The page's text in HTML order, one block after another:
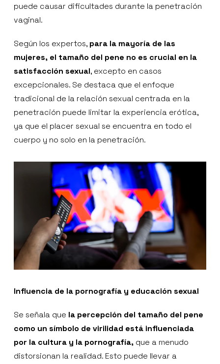
puede causar dificultades durante la penetración
vaginal.
Según los expertos, para la mayoría de las
mujeres, el tamaño del pene no es crucial en la
satisfacción sexual, excepto en casos
excepcionales. Se destaca que el enfoque
tradicional de la relación sexual centrada en la
penetración puede limitar la experiencia erótica,
ya que el placer sexual se encuentra en todo el
cuerpo y no solo en la penetración.
Influencia de la pornografía y educación sexual
Se señala que la percepción del tamaño del pene
como un símbolo de virilidad está influenciada
por la cultura y la pornografía, que a menudo
distorsionan la realidad. Esto puede llevar a